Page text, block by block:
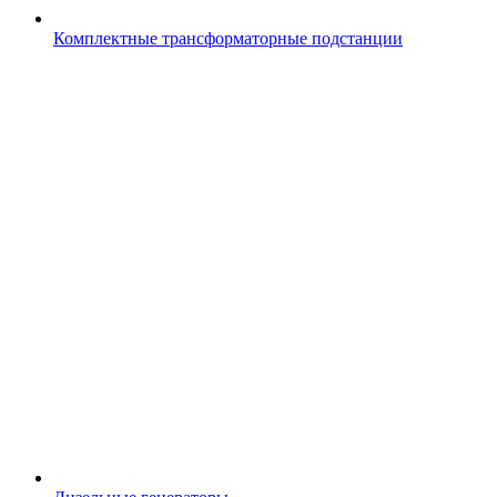
Комплектные трансформаторные подстанции